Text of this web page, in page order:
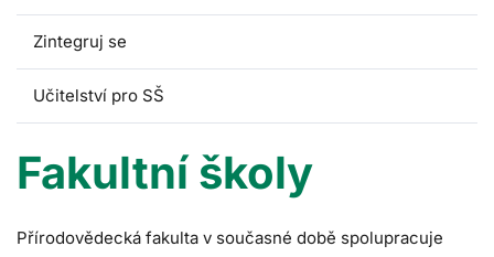
Zintegruj se
Učitelství pro SŠ
Fakultní školy
Přírodovědecká fakulta v současné době spolupracuje